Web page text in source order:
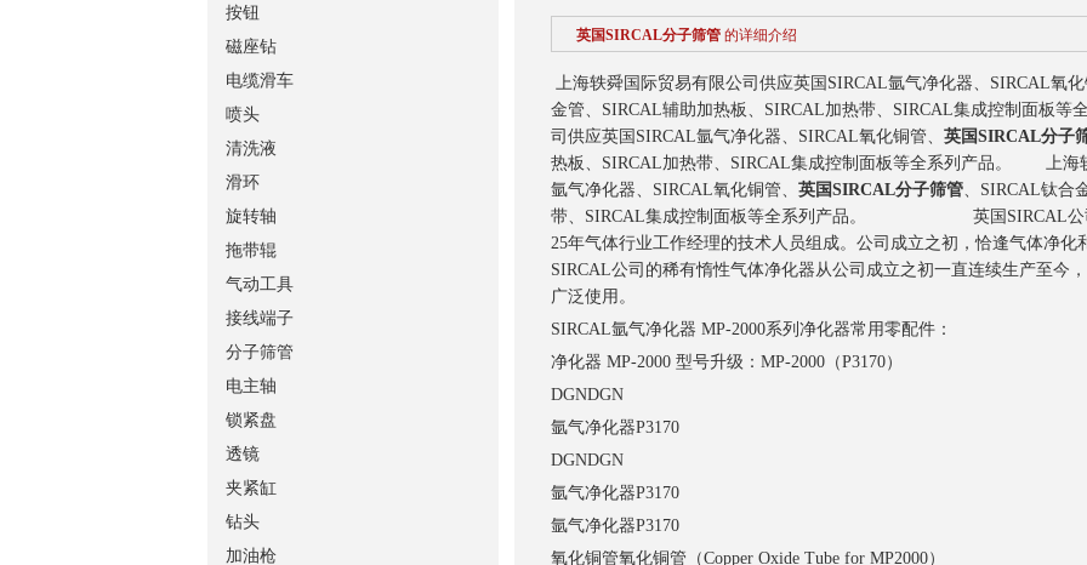
英国SIRCAL分子筛管 的详细介绍
上海轶舜国际贸易有限公司供应英国SIRCAL氩气净化器、SIRCAL氧
金管、SIRCAL辅助加热板、SIRCAL加热带、SIRCAL集成控制面板等
司供应英国SIRCAL氩气净化器、SIRCAL氧化铜管、 英国SIRCAL分子
热板、SIRCAL加热带、SIRCAL集成控制面板等全系列产品。 上海
氩气净化器、SIRCAL氧化铜管、 英国SIRCAL分子筛管、SIRCAL钛合
带、SIRCAL集成控制面板等全系列产品。 英国SIRCAL公司
25年气体行业工作经理的技术人员组成。公司成立之初，恰逢气体净
SIRCAL公司 的稀有惰性气体净化器从公司成立之初一直连续生产至今
广泛使用。
SIRCAL氩气净化器 MP-2000系列净化器常用零配件：
净化器 MP-2000 型号升级：MP-2000（P3170）
DGNDGN
氩气净化器P3170
DGNDGN
氩气净化器P3170
氩气净化器P3170
氧化铜管氧化铜管（Copper Oxide Tube for MP2000）
按钮
磁座钻
电缆滑车
喷头
清洗液
滑环
旋转轴
拖带辊
气动工具
接线端子
分子筛管
电主轴
锁紧盘
透镜
夹紧缸
钻头
加油枪